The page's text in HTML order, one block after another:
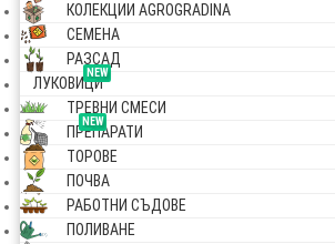
КОЛЕКЦИИ AGROGRADINA
СЕМЕНА
РАЗСАД
NEW
ЛУКОВИЦИ
ТРЕВНИ СМЕСИ
NEW
ПРЕПАРАТИ
ТОРОВЕ
ПОЧВА
РАБОТНИ СЪДОВЕ
ПОЛИВАНЕ